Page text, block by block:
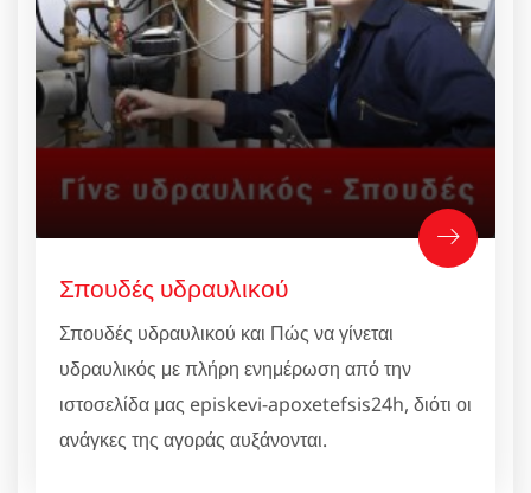
Σπουδές υδραυλικού
Σπουδές υδραυλικού και Πώς να γίνεται
υδραυλικός με πλήρη ενημέρωση από την
ιστοσελίδα μας episkevi-apoxetefsis24h, διότι οι
ανάγκες της αγοράς αυξάνονται.